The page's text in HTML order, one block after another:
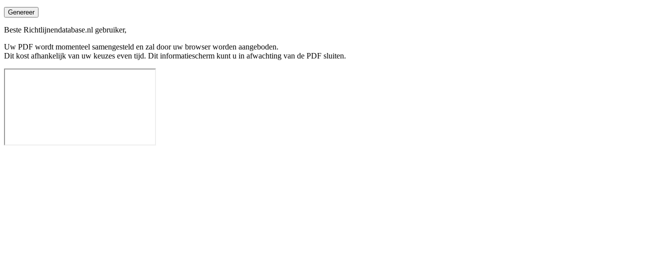
Genereer
Beste Richtlijnendatabase.nl gebruiker,
Uw PDF wordt momenteel samengesteld en zal door uw browser worden aangeboden.
Dit kost afhankelijk van uw keuzes even tijd. Dit informatiescherm kunt u in afwachting van de PDF sluiten.